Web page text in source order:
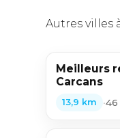
Autres villes
Meilleurs
Carcans
13,9 km •46